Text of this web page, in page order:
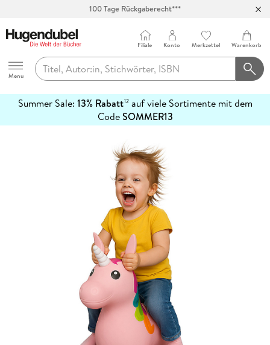
100 Tage Rückgaberecht***
Hugendubel
Menu
Filiale Konto Merkzettel Warenkorb
Summer Sale: 13% Rabatt12auf viele Sortimente mit dem
CodeSOMMER13
erfahren